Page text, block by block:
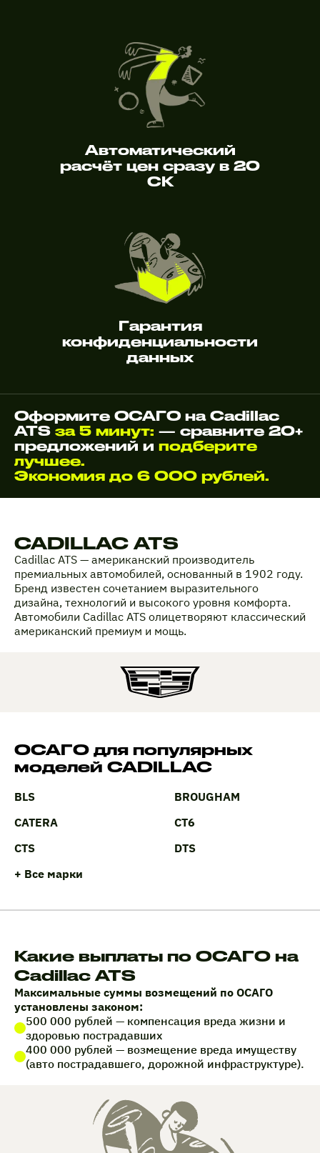
Автоматический
расчёт цен сразу в 20
СК
Гарантия
конфиденциальности
данных
Оформите ОСАГО на Cadillac
ATS за 5 минут: — сравните 20+
предложений и подберите
лучшее.
Экономия до 6 000 рублей.
CADILLAC ATS
Cadillac ATS — американский производитель
премиальных автомобилей, основанный в 1902 году.
Бренд известен сочетанием выразительного
дизайна, технологий и высокого уровня комфорта.
Автомобили Cadillac ATS олицетворяют классический
американский премиум и мощь.
ОСАГО для популярных
моделей CADILLAC
BLS
BROUGHAM
CATERA
CT6
CTS
DTS
+ Все марки
Какие выплаты по ОСАГО на
Cadillac ATS
Максимальные суммы возмещений по ОСАГО
установлены законом:
500 000 рублей — компенсация вреда жизни и
здоровью пострадавших
400 000 рублей — возмещение вреда имуществу
(авто пострадавшего, дорожной инфраструктуре).